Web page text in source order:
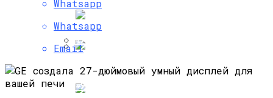
Samsung, Вероятно, Не Будет
Производить Процессоры Для IPhone 7
Как Сломать IPhone При Смене Даты
Новосибирске Назвал Сервис
«Яндекс.Путешествия»
Whatsapp
Whatsapp
Email